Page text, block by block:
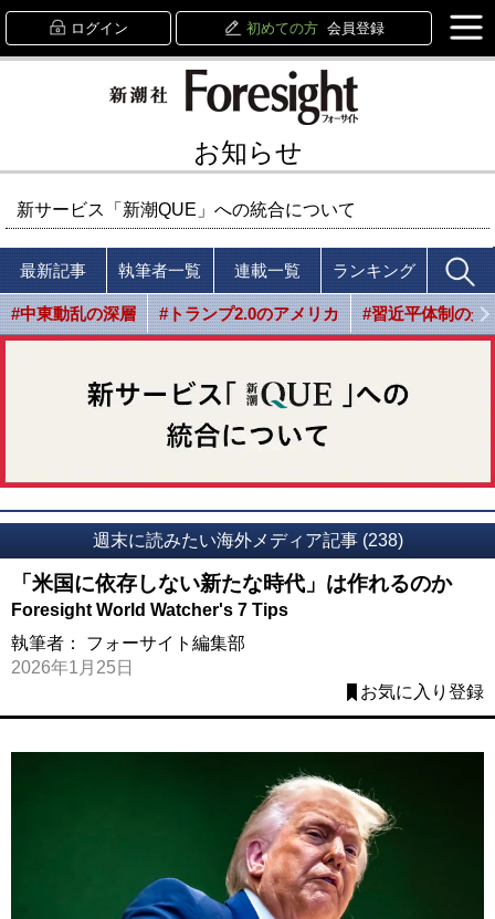
ログイン 初めての方 会員登録
お知らせ
新サービス「新潮QUE」への統合について
最新記事 執筆者一覧 連載一覧 ランキング
#中東動乱の深層 #トランプ2.0のアメリカ #習近平体制の光
週末に読みたい海外メディア記事 (238)
「米国に依存しない新たな時代」は作れるのか
Foresight World Watcher's 7 Tips
執筆者： フォーサイト編集部
2026年1月25日
お気に入り登録